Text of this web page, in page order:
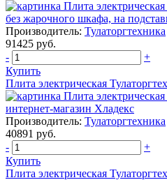
Производитель: Тулаторгтехника
91425 руб.
-
+
Купить
Плита электрическая
Производитель: Тулаторгтехника
40891 руб.
-
+
Купить
Плита электрическая